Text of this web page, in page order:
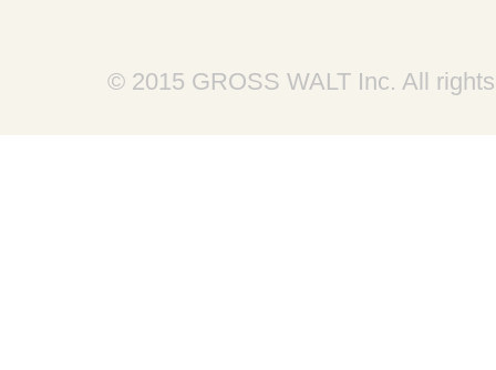
© 2015 GROSS WALT Inc. All